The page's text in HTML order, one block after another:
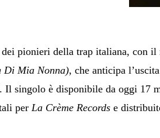
dei pionieri della trap italiana, con il
Di Mia Nonna), che anticipa
. Il singolo è disponibile da oggi 17
per La Crème Records e